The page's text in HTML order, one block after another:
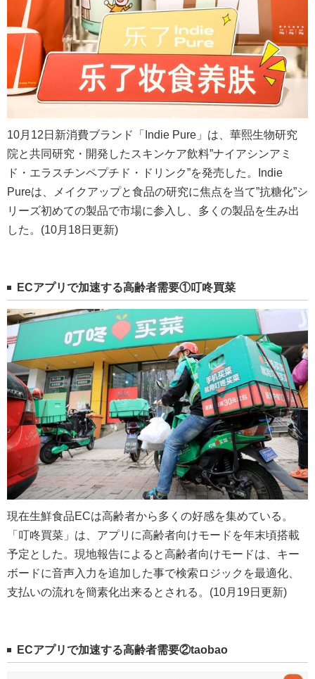
10月12日新消費ブランド「Indie Pure」は、華熙生物研究
院と共同研究・開発したスキンケア飲料”ナイアシンアミ
ド・エラスチンペプチド・ドリンク”を発売した。Indie
Pureは、メイクアップと食品の研究に焦点を当て”抗糖化”シ
リーズ初めての製品で市場に参入し、多くの製品を生み出
した。(10月18日更新)
ECアプリで加速する高齢者需要①叮咚買菜
現在生鮮食品ECは高齢者から多くの好感を集めている。
「叮咚買菜」は、アプリに高齢者向けモードを年末頃搭載
予定とした。現地報告によると高齢者向けモードは、キー
ボードに音声入力を追加した事で検索ロジックを最適化、
支払いの流れを簡素化出来るとされる。(10月19日更新)
ECアプリで加速する高齢者需要②taobao